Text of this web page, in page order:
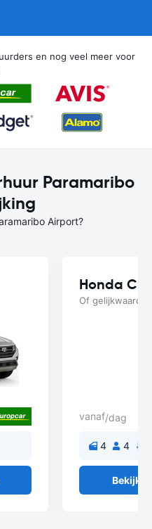
en nog veel meer voor
Paramaribo
Airport?
Honda
Of gelijkwaardig
vanaf/dag
4 4
Bekijk